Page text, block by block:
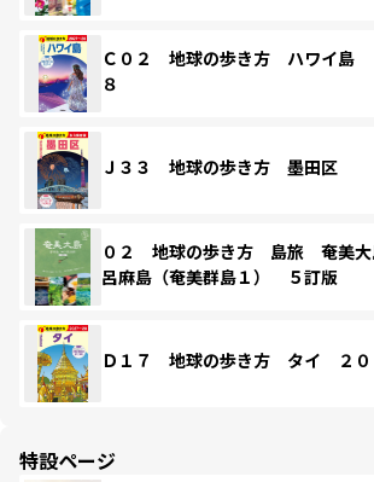
Ｃ０２ 地球の歩き方 ハワイ島
８
Ｊ３３ 地球の歩き方 墨田区
０２ 地球の歩き方 島旅 奄美
呂麻島（奄美群島１） ５訂版
Ｄ１７ 地球の歩き方 タイ ２０
特設ページ